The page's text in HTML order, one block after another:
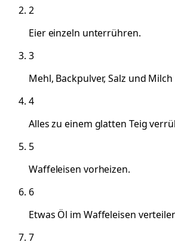
2
Eier einzeln unterrühren.
3
Mehl, Backpulver, Salz und
4
Alles zu einem glatten Teig
5
Waffeleisen vorheizen.
6
Etwas Öl im Waffeleisen
7